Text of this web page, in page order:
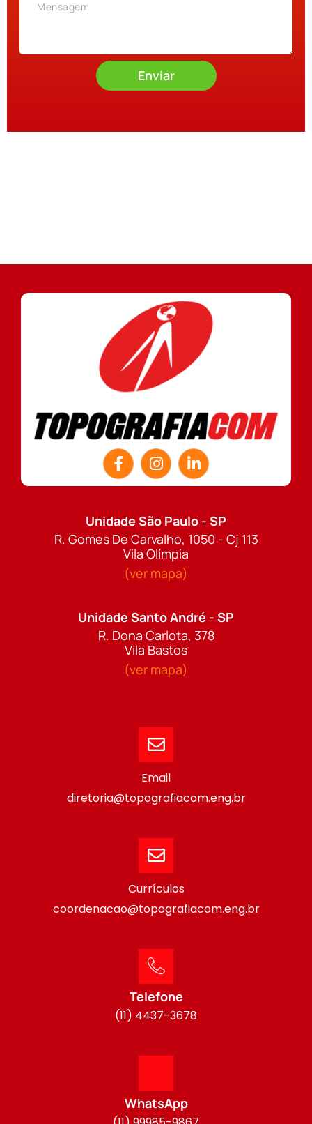
Enviar
Unidade São Paulo - SP
R. Gomes De Carvalho, 1050 - Cj 113
Vila Olímpia
(ver mapa)
Unidade Santo André - SP
R. Dona Carlota, 378
Vila Bastos
(ver mapa)
Email
diretoria@topografiacom.eng.br
Currículos
coordenacao@topografiacom.eng.br
Telefone
(11) 4437-3678
WhatsApp